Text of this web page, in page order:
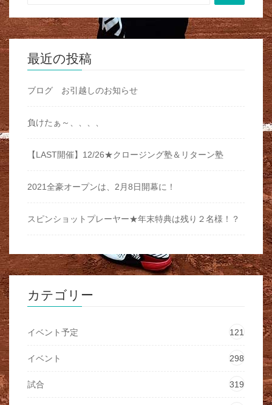
最近の投稿
ブログ お引越しのお知らせ
負けたぁ～、、、、
【LAST開催】12/26★クロージング塾＆リターン塾
2021全豪オープンは、2月8日開幕に！
スピンショットプレーヤー★年末特典は残り２名様！？
カテゴリー
イベント予定 121
イベント 298
試合 319